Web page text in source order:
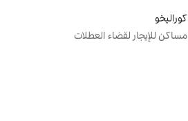
كوراليخو
مساكن للإيجار لقضاء العطلات